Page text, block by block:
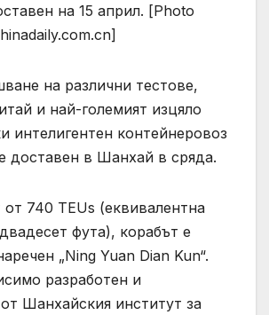
на 15 април. [Photo
на различни тестове,
и най-големият изцяло
интелигентен контейнеровоз
доставен в Шанхай в сряда.
740 TEUs (еквивалентна
фута), корабът е
„Ning Yuan Dian Kun“.
разработен и
Шанхайския институт за